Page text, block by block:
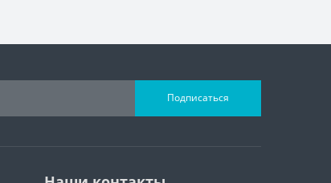
Подписаться